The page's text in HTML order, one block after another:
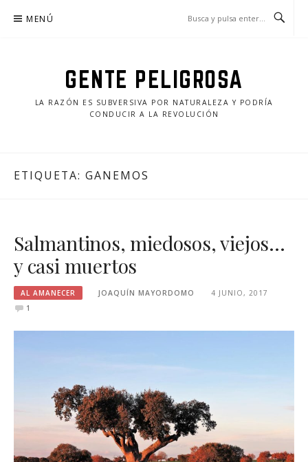
MENÚ
GENTE PELIGROSA
LA RAZÓN ES SUBVERSIVA POR NATURALEZA Y PODRÍA
CONDUCIR A LA REVOLUCIÓN
ETIQUETA: GANEMOS
Salmantinos, miedosos, viejos…
y casi muertos
AL AMANECER JOAQUÍN MAYORDOMO
4 JUNIO, 2017
1